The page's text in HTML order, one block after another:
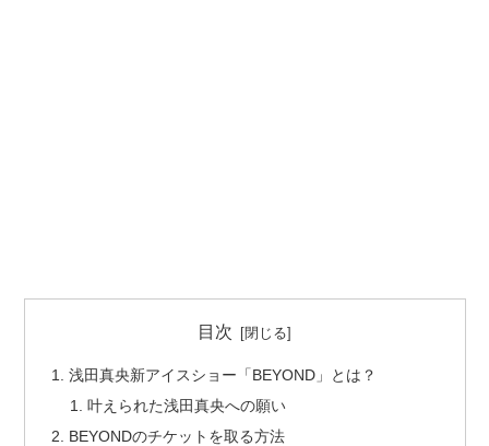
目次
浅田真央新アイスショー「BEYOND」とは？
叶えられた浅田真央への願い
BEYONDのチケットを取る方法